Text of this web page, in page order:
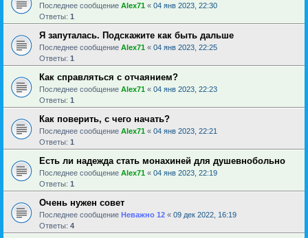
Последнее сообщение Alex71 « 04 янв 2023, 22:30
Ответы: 1
Я запуталась. Подскажите как быть дальше
Последнее сообщение Alex71 « 04 янв 2023, 22:25
Ответы: 1
Как справляться с отчаянием?
Последнее сообщение Alex71 « 04 янв 2023, 22:23
Ответы: 1
Как поверить, с чего начать?
Последнее сообщение Alex71 « 04 янв 2023, 22:21
Ответы: 1
Есть ли надежда стать монахиней для душевнобольно
Последнее сообщение Alex71 « 04 янв 2023, 22:19
Ответы: 1
Очень нужен совет
Последнее сообщение Неважно 12 « 09 дек 2022, 16:19
Ответы: 4